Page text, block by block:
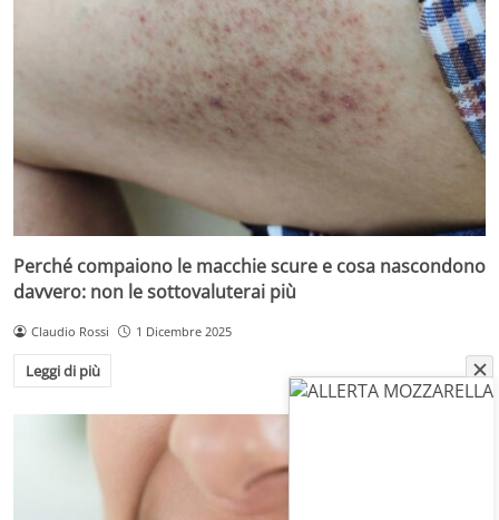
Perché compaiono le macchie scure e cosa nascondono
davvero: non le sottovaluterai più
Claudio Rossi 1 Dicembre 2025
Leggi di più